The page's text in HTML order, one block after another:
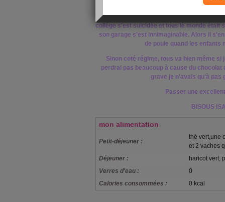
notes alors rien
Et on vient d'apprendre qu'une jeune fille
collège s'est suicidée et tous le monde était
son garage s'est innimaginable. Alors il
de poule quand les enfants
Sinon coté régime, tous va bien même si
perdrai pas beaucoup à cause du
grave je n'avais qu'à pas
Passer une
BISOUS
mon alimentation
Petit-déjeuner :
thé vert,une
et 2 vaches
Déjeuner :
haricot vert,
Verres d'eau :
0
Calories consommées :
0 kcal